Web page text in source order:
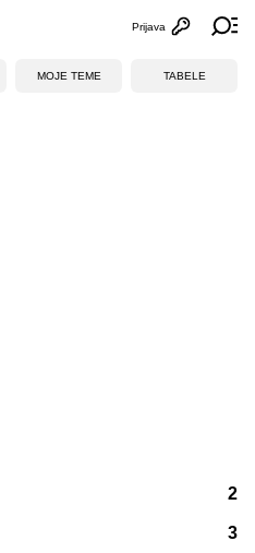
Otvori
Prijava
MOJE TEME TABELE
2
3